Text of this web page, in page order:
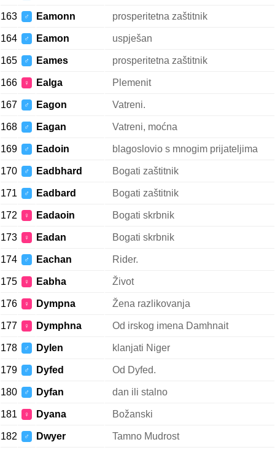
163 ♂ Eamonn prosperitetna zaštitnik
164 ♂ Eamon uspješan
165 ♂ Eames prosperitetna zaštitnik
166 ♀ Ealga Plemenit
167 ♂ Eagon Vatreni.
168 ♂ Eagan Vatreni, moćna
169 ♂ Eadoin blagoslovio s mnogim prijateljima
170 ♂ Eadbhard Bogati zaštitnik
171 ♂ Eadbard Bogati zaštitnik
172 ♀ Eadaoin Bogati skrbnik
173 ♀ Eadan Bogati skrbnik
174 ♂ Eachan Rider.
175 ♀ Eabha Život
176 ♀ Dympna Žena razlikovanja
177 ♀ Dymphna Od irskog imena Damhnait
178 ♂ Dylen klanjati Niger
179 ♂ Dyfed Od Dyfed.
180 ♂ Dyfan dan ili stalno
181 ♀ Dyana Božanski
182 ♂ Dwyer Tamno Mudrost